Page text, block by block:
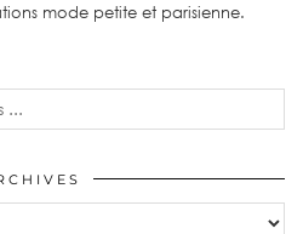
mode petite et parisienne.